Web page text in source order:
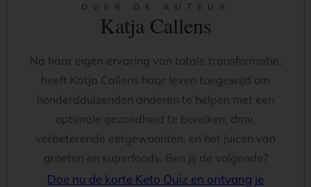
OVER DE AUTEUR
Katja Callens
Na haar eigen ervaring van totale transformatie,
heeft Katja Callens haar leven toegewijd om
honderdduizenden anderen te helpen met een
optimale gezondheid te bereiken, dmv.
verbeterende eetgewoonten, en het juicen van
groeten en superfoods. Ben jij de volgende?
Doe nu de korte Keto Quiz en ontvang je